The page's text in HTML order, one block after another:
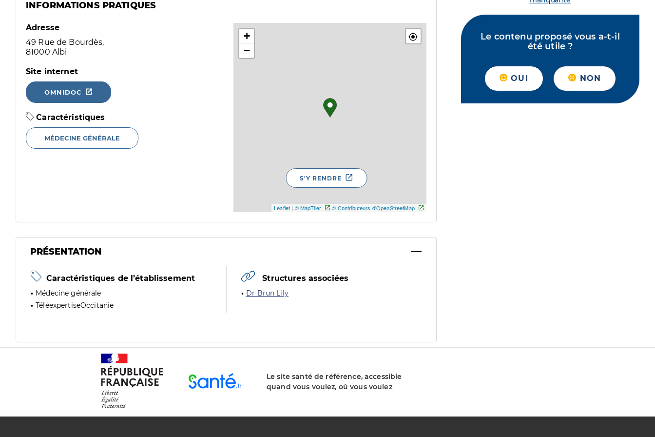
INFORMATIONS PRATIQUES
Adresse
49 Rue de Bourdès,
81000 Albi
Site internet
OMNIDOC
Caractéristiques
MÉDECINE GÉNÉRALE
+
−
Leaflet | © MapTiler © Contributeurs d'OpenStreetMap
S'Y RENDRE
PRÉSENTATION
Caractéristiques de l’établissement
Médecine générale
TéléexpertiseOccitanie
Structures associées
Dr Brun Lily
Le contenu proposé vous a-t-il
été utile ?
OUI NON
Le site santé de référence, accessible
quand vous voulez, où vous voulez